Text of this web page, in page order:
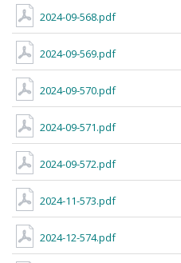
2024-09-568.pdf
2024-09-569.pdf
2024-09-570.pdf
2024-09-571.pdf
2024-09-572.pdf
2024-11-573.pdf
2024-12-574.pdf